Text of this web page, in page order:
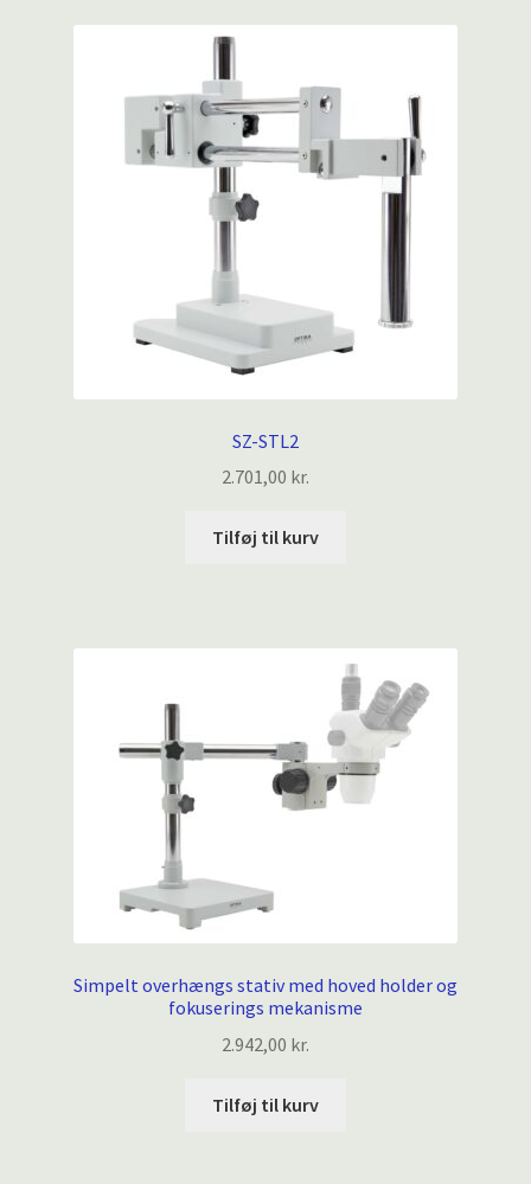
SZ-STL2
2.701,00 kr.
Tilføj til kurv
Simpelt overhængs stativ med hoved holder og
fokuserings mekanisme
2.942,00 kr.
Tilføj til kurv